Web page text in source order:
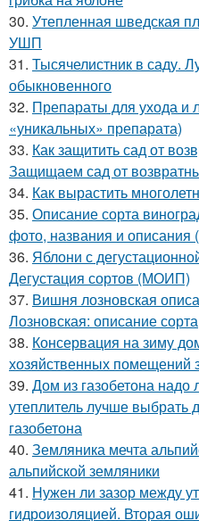
30. Утепленная шведская
УШП
31. Тысячелистник в саду.
обыкновенного
32. Препараты для ухода и
«уникальных» препарата)
33. Как защитить сад от
Защищаем сад от
34. Как вырастить
35. Описание сорта
фото, названия и описания
36. Яблони с
Дегустация сортов (МОИП)
37. Вишня лозновская
Лозновская: описание сорта
38. Консервация на зиму
хозяйственных помещений
39. Дом из газобетона надо
утеплитель лучше выбрать
газобетона
40. Земляника мечта
альпийской земляники
41. Нужен ли зазор между
гидроизоляцией. Вторая